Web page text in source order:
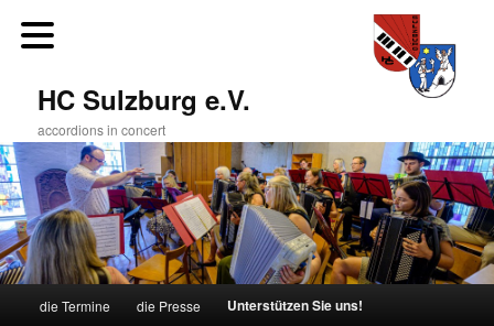
primären
HC Sulzburg e.V.
accordions in concert
die Termine die Presse Unterstützen Sie uns!